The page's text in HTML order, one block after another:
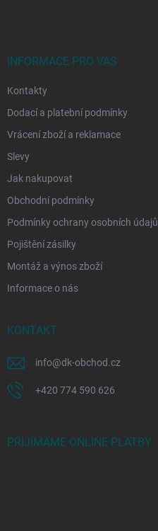
INFORMACE PRO VÁS
Kontakty
Dodací a platební podmínky
Vrácení zboží a reklamace
Slevy
Jak nakupovat
Obchodní podmínky
Podmínky ochrany osobních údajů
Pojištění zásilky
Montáž a výnos zboží
Informace o nás
KONTAKT
info@dk-obchod.cz
+420 774 590 626
PŘIJÍMÁME ONLINE PLATBY